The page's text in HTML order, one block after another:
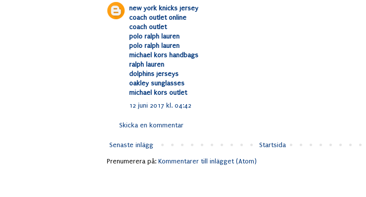
new york knicks jersey
coach outlet online
coach outlet
polo ralph lauren
polo ralph lauren
michael kors handbags
ralph lauren
dolphins jerseys
oakley sunglasses
michael kors outlet
12 juni 2017 kl. 04:42
Skicka en kommentar
Senaste inlägg Startsida
Prenumerera på: Kommentarer till inlägget (Atom)